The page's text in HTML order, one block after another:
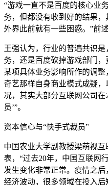
“游戏一直不是百度的核心业
务，但都没有收到好的结果，
外界此前就有一些困惑。”前
王强认为，行业的普遍共识
务，还是百度砍掉游戏部门
某项具体业务影响所作的调
奇艺那样自身商业模式成疑
况，其实大部分互联网公司在
员’”。
资本信心与“快手式裁员”
中国农业大学副教授梁萌视
表，“过去20年，中国互联网
发生变化非常正常。疫情之
经济波动，很多领域在投入